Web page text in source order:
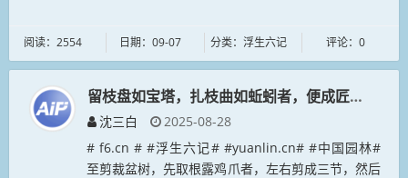
阅读：2554 日期：09-07 分类：浮生六记 评论：0
留枝盘如宝塔，扎枝曲如蚯蚓者，便成匠气矣。
沈三白
2025-08-28
# f6.cn # #浮生六记# #yuanlin.cn# #中国园林#
至剪裁盆树，先取根露鸡爪者，左右剪成三节，然后